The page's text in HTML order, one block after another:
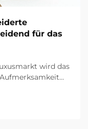
für das
wird das
Ihrer Marke und